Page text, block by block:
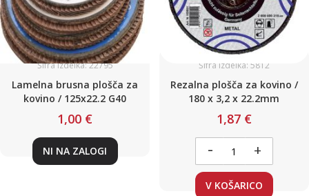
Šifra izdelka: 22795
Lamelna brusna plošča za
kovino / 125x22.2 G40
1,00 €
NI NA ZALOGI
Šifra izdelka: 5812
Rezalna plošča za kovino /
180 x 3,2 x 22.2mm
1,87 €
- +
V KOŠARICO